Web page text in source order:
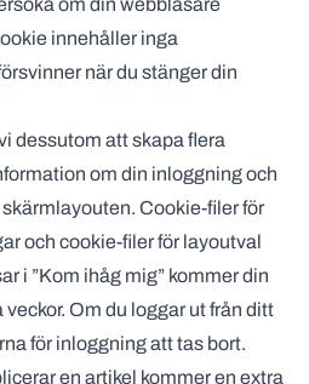
om din webbläsare
innehåller inga
när du stänger din
dessutom att skapa flera
om din inloggning och
Cookie-filer för
och cookie-filer för layoutval
i ”Kom ihåg mig” kommer din
Om du loggar ut från ditt
för inloggning att tas bort.
en artikel kommer en extra